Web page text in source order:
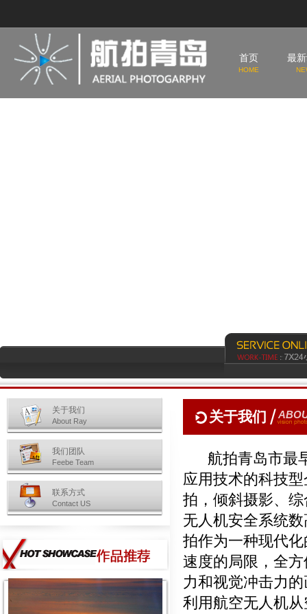
首页
HOME
最
关于我们
About Ray
我们团队
Feebe Team
联系方式
Contact US
关于我们
航拍青岛市最早
应用技术的科技
拍，倾斜摄影、
无人机安全系统
拍作为一种现代
速度的局限，全
力和视觉冲击力
利用航空无人机